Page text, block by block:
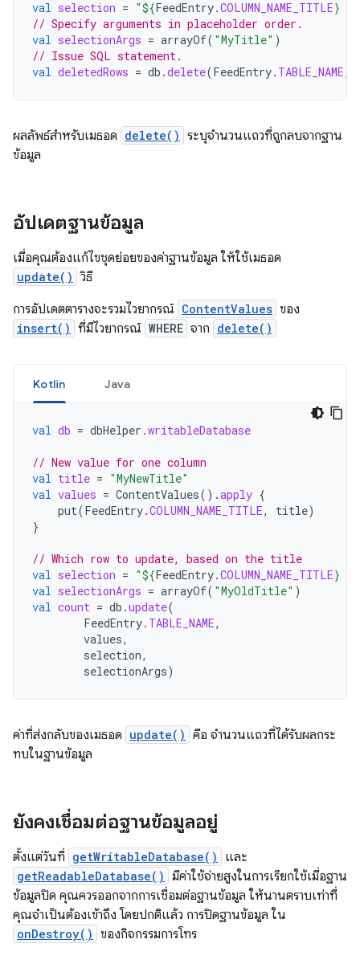
val selection = "${FeedEntry.COLUMN_NAME_TITLE}
// Specify arguments in placeholder order.
val selectionArgs = arrayOf( "MyTitle" )
// Issue SQL statement.
val deletedRows = db .delete(FeedEntry. TABLE_NAME,
ผลลัพธ์สำหรับเมธอด delete() ระบุจำนวนแถวที่ถูกลบจากฐาน
ข้อมูล
อัปเดตฐานข้อมูล
เมื่อคุณต้องแก้ไขชุดย่อยของค่าฐานข้อมูล ให้ใช้เมธอด
update() วิธี
การอัปเดตตารางจะรวมไวยากรณ์ ContentValues ของ
insert() ที่มีไวยากรณ์ WHERE จาก delete()
Kotlin Java
val db = dbHelper .writableDatabase
// New value for one column
val title = "MyNewTitle"
val values = ContentValues().apply {
put(FeedEntry.COLUMN_NAME_TITLE, title)
}
// Which row to update, based on the title
val selection = "${FeedEntry.COLUMN_NAME_TITLE}
val selectionArgs = arrayOf( "MyOldTitle" )
val count = db .update(
FeedEntry. TABLE_NAME,
values,
selection,
selectionArgs)
ค่าที่ส่งกลับของเมธอด update() คือ จำนวนแถวที่ได้รับผลกระ
ทบในฐานข้อมูล
ยังคงเชื่อมต่อฐานข้อมูลอยู่
ตั้งแต่วันที่ getWritableDatabase() และ
getReadableDatabase() มีค่าใช้จ่ายสูงในการเรียกใช้เมื่อฐาน
ข้อมูลปิด คุณควรออกจากการเชื่อมต่อฐานข้อมูล ให้นานตราบเท่าที่
คุณจำเป็นต้องเข้าถึง โดยปกติแล้ว การปิดฐานข้อมูล ใน
onDestroy() ของกิจกรรมการโทร